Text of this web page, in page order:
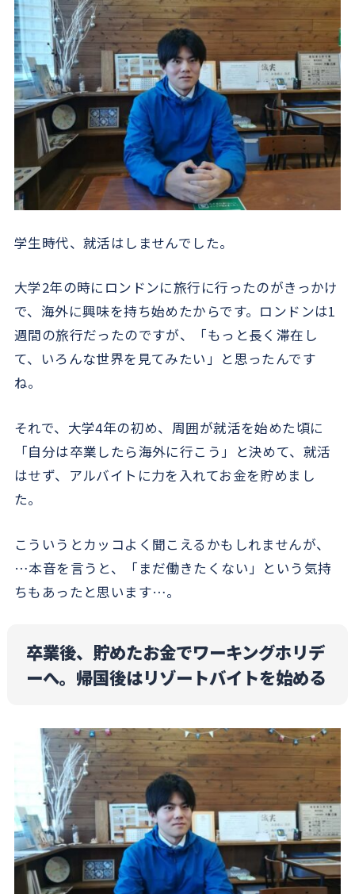
学生時代、就活はしませんでした。
大学2年の時にロンドンに旅行に行ったのがきっかけ
で、海外に興味を持ち始めたからです。ロンドンは1
週間の旅行だったのですが、「もっと長く滞在し
て、いろんな世界を見てみたい」と思ったんです
ね。
それで、大学4年の初め、周囲が就活を始めた頃に
「自分は卒業したら海外に行こう」と決めて、就活
はせず、アルバイトに力を入れてお金を貯めまし
た。
こういうとカッコよく聞こえるかもしれませんが、
…本音を言うと、「まだ働きたくない」という気持
ちもあったと思います…。
卒業後、貯めたお金でワーキングホリデ
ーへ。帰国後はリゾートバイトを始める